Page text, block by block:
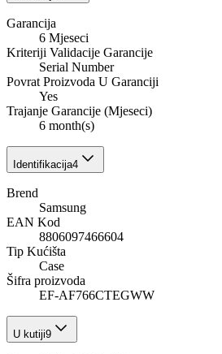
Garancija
6 Mjeseci
Kriteriji Validacije Garancije
Serial Number
Povrat Proizvoda U Garanciji
Yes
Trajanje Garancije (Mjeseci)
6 month(s)
Identifikacija4
Brend
Samsung
EAN Kod
8806097466604
Tip Kućišta
Case
Šifra proizvoda
EF-AF766CTEGWW
U kutiji9